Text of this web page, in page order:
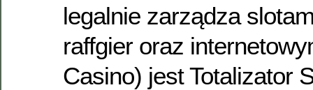
legalnie zarządza
raffgier oraz
Casino) jest Totalizator